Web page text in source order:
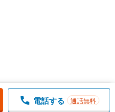
一覧を開く
電話する 通話無料